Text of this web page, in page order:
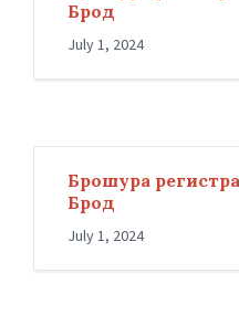
Брод
July 1, 2024
Брошура
Брод
July 1, 2024